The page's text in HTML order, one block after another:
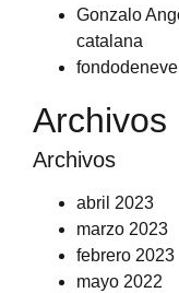
Gonzalo
catalana
Archivos
Archivos
abril 2023
marzo 2023
febrero 2023
mayo 2022